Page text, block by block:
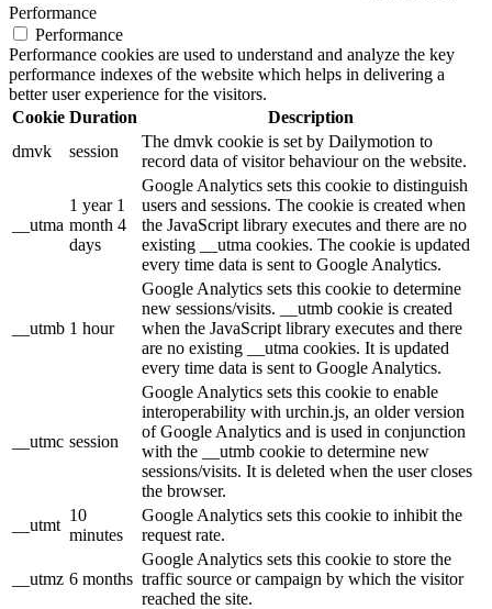
Performance
Performance
Performance cookies are used to understand and analyze the key
performance indexes of the website which helps in delivering a
better user experience for the visitors.
Cookie Duration
Description
dmvk
session
The dmvk cookie is set by Dailymotion to
record data of visitor behaviour on the website.
__utma
1 year 1
month 4
days
Google Analytics sets this cookie to distinguish
users and sessions. The cookie is created when
the JavaScript library executes and there are no
existing __utma cookies. The cookie is updated
every time data is sent to Google Analytics.
__utmb 1 hour
Google Analytics sets this cookie to determine
new sessions/visits. __utmb cookie is created
when the JavaScript library executes and there
are no existing __utma cookies. It is updated
every time data is sent to Google Analytics.
__utmc session
Google Analytics sets this cookie to enable
interoperability with urchin.js, an older version
of Google Analytics and is used in conjunction
with the __utmb cookie to determine new
sessions/visits. It is deleted when the user closes
the browser.
__utmt
10
minutes
Google Analytics sets this cookie to inhibit the
request rate.
__utmz 6 months
Google Analytics sets this cookie to store the
traffic source or campaign by which the visitor
reached the site.